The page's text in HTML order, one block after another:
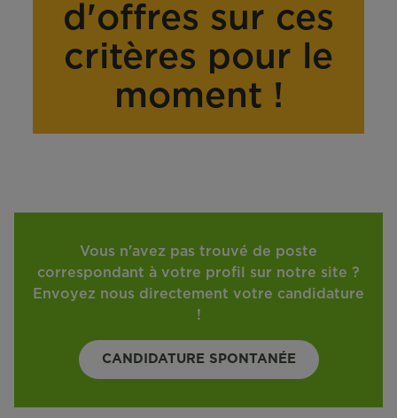
d'offres sur ces
critères pour le
moment !
Vous n'avez pas trouvé de poste
correspondant à votre profil sur notre site ?
Envoyez nous directement votre candidature
!
CANDIDATURE SPONTANÉE